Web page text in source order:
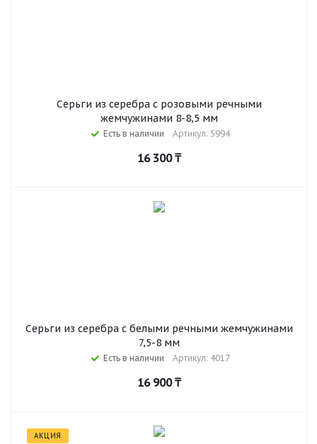
Серьги из серебра с розовыми речными
жемчужинами 8-8,5 мм
Есть в наличии Артикул: 5994
16 300₸
Серьги из серебра c белыми речными жемчужинами
7,5-8 мм
Есть в наличии Артикул: 4017
16 900₸
АКЦИЯ